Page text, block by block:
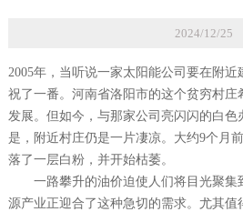
2024/12/25
2005年，当听说一家太阳能公司要在附
祝了一番。河南省洛阳市的这个贫穷村
发展。但如今，与那家公司亮闪闪的白色
是，附近村庄仍是一片凄凉。大约9个月
落了一层白粉，并开始枯萎。
一路攀升的油价迫使人们将目光聚集
源产业正迎合了这种急切的需求。尤其值